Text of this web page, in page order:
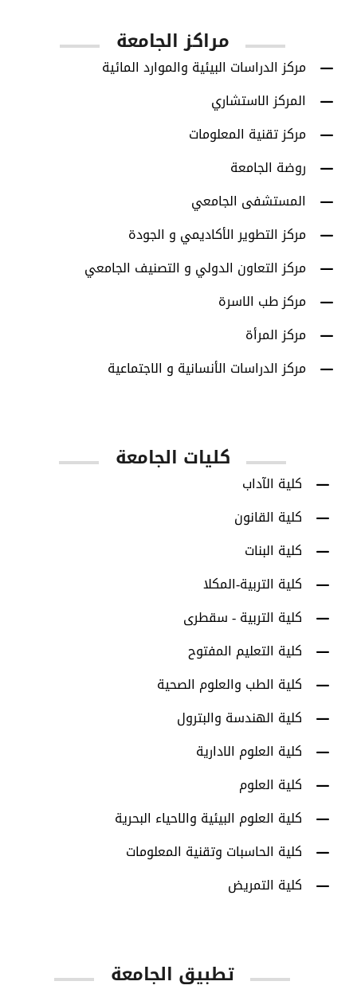
مراكز الجامعة
مركز الدراسات البيئية والموارد المائية
المركز الاستشاري
مركز تقنية المعلومات
روضة الجامعة
المستشفى الجامعي
مركز التطوير الأكاديمي و الجودة
مركز التعاون الدولي و التصنيف الجامعي
مركز طب الاسرة
مركز المرأة
مركز الدراسات الأنسانية و الاجتماعية
كليات الجامعة
كلية الآداب
كلية القانون
كلية البنات
كلية التربية-المكلا
كلية التربية - سقطرى
كلية التعليم المفتوح
كلية الطب والعلوم الصحية
كلية الهندسة والبترول
كلية العلوم الادارية
كلية العلوم
كلية العلوم البيئية والاحياء البحرية
كلية الحاسبات وتقنية المعلومات
كلية التمريض
تطبيق الجامعة